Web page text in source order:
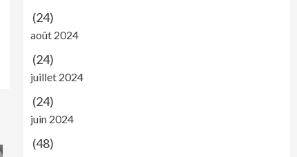
(24)
août 2024
(24)
juillet 2024
(24)
juin 2024
(48)